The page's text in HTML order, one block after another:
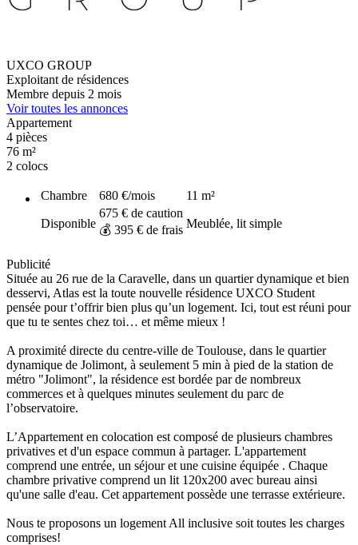
UXCO GROUP
Exploitant de résidences
Membre depuis 2 mois
Voir toutes les annonces
Appartement
4 pièces
76 m²
2 colocs
Chambre 680 €/mois 11 m²
Disponible
675 € de caution
💰 395 € de frais Meublée, lit simple
Publicité
Située au 26 rue de la Caravelle, dans un quartier dynamique et bien
desservi, Atlas est la toute nouvelle résidence UXCO Student
pensée pour t’offrir bien plus qu’un logement. Ici, tout est réuni pour
que tu te sentes chez toi… et même mieux !
A proximité directe du centre-ville de Toulouse, dans le quartier
dynamique de Jolimont, à seulement 5 min à pied de la station de
métro "Jolimont", la résidence est bordée par de nombreux
commerces et à quelques minutes seulement du parc de
l’observatoire.
L’Appartement en colocation est composé de plusieurs chambres
privatives et d'un espace commun à partager. L'appartement
comprend une entrée, un séjour et une cuisine équipée . Chaque
chambre privative comprend un lit 120x200 avec bureau ainsi
qu'une salle d'eau. Cet appartement possède une terrasse extérieure.
Nous te proposons un logement All inclusive soit toutes les charges
comprises!